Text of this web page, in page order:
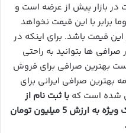
در بازار پیش از عرضه است و
برابر با این قیمت نخواهد
این قیمت باشد. برای اینکه در
ها بتوانید به راحتی
بهترین صرافی برای فروش
بهترین صرافی ایرانی برای
شده است که با ثبت نام از
طریق بایتیکل تخفیف کارمزد، اشتراک ویژه به ارزش 5 میلیون تومان